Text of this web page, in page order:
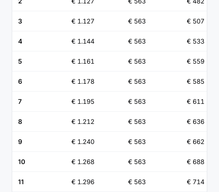
3 € 1.127 € 563 € 507
4 € 1.144 € 563 € 533
5 € 1.161 € 563 € 559
6 € 1.178 € 563 € 585
7 € 1.195 € 563 € 611
8 € 1.212 € 563 € 636
9 € 1.240 € 563 € 662
10 € 1.268 € 563 € 688
11 € 1.296 € 563 € 714